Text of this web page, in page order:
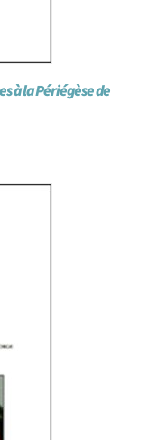
à la Périégèse de